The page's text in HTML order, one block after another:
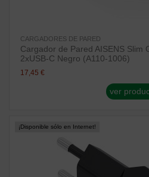
CARGADORES DE PARED
Cargador de Pared AISENS Slim
2xUSB-C Negro (A110-1006)
17,45 €
ver
¡Disponible sólo en Internet!